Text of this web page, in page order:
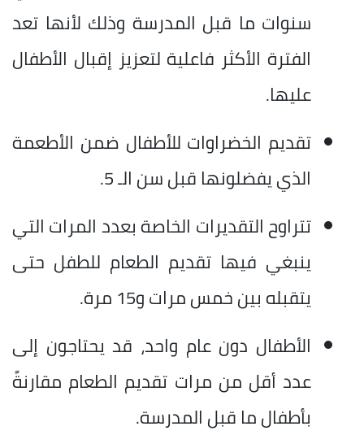
سنوات ما قبل المدرسة وذلك لأنها تعد
الفترة الأكثر فاعلية لتعزيز إقبال الأطفال
عليها.
تقديم الخضراوات للأطفال ضمن الأطعمة
الذي يفضلونها قبل سن الـ 5.
تتراوح التقديرات الخاصة بعدد المرات التي
ينبغي فيها تقديم الطعام للطفل حتى
يتقبله بين خمس مرات و15 مرة.
الأطفال دون عام واحد، قد يحتاجون إلى
عدد أقل من مرات تقديم الطعام مقارنةً
بأطفال ما قبل المدرسة.